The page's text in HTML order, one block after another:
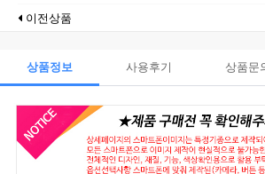
이전상품
상품정보 사용후기 상품문